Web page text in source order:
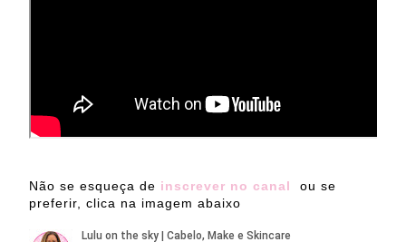
Não se esqueça de inscrever no canal
ou se
preferir, clica na imagem abaixo